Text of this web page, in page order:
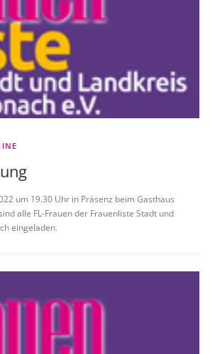
um 19.30 Uhr in Präsenz beim Gasthaus
alle FL-Frauen der Frauenliste Stadt und
eingeladen.